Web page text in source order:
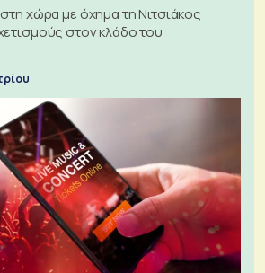
χώρα με όχημα τη Νιτσιάκος
στον κλάδο του